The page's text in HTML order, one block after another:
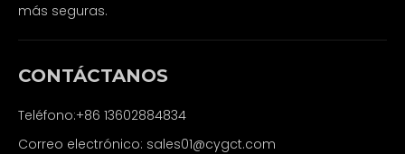
más seguras.
CONTÁCTANOS
Teléfono:+86 13602884834
Correo electrónico: sales01@cygct.com